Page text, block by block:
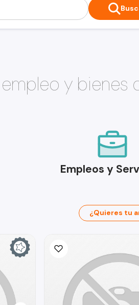
y bienes
Empleos y
¿Quieres tu